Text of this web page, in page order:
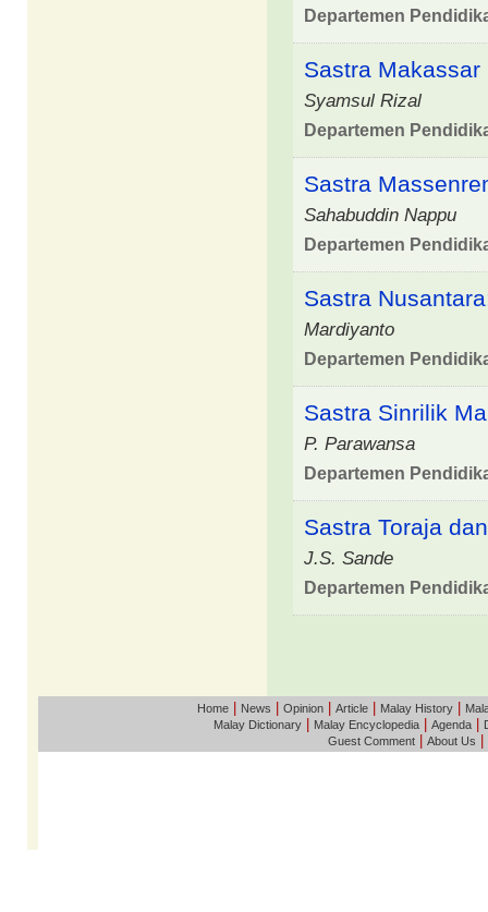
Departemen
Sastra Makassar
Syamsul Rizal
Departemen
Sastra
Sahabuddin Nappu
Departemen
Sastra
Mardiyanto
Departemen
Sastra Sinrilik
P. Parawansa
Departemen
Sastra Toraja
J.S. Sande
Departemen
Home| News Opinion| Article| Malay History|
Malay Dictionary
Malay Encyclopedia Agenda
Guest Comment| About Us